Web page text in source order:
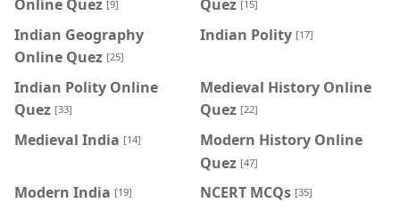
Online Quez [9]
Quez [15]
Indian Geography
Online Quez [25]
Indian Polity [17]
Indian Polity Online
Quez [33]
Medieval History Online
Quez [22]
Medieval India [14]
Modern History Online
Quez [47]
Modern India [19] NCERT MCQs [35]